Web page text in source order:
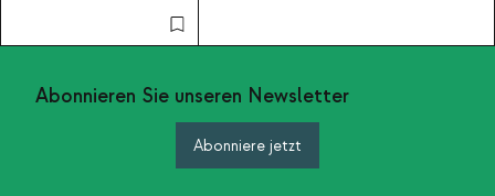
Abonnieren Sie unseren Newsletter
Abonniere jetzt